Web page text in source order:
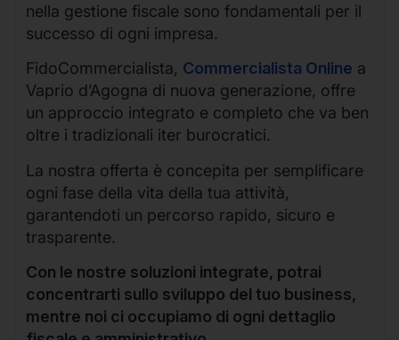
nella gestione fiscale sono fondamentali per il
successo di ogni impresa.
FidoCommercialista, Commercialista Online a
Vaprio d’Agogna di nuova generazione, offre
un approccio integrato e completo che va ben
oltre i tradizionali iter burocratici.
La nostra offerta è concepita per semplificare
ogni fase della vita della tua attività,
garantendoti un percorso rapido, sicuro e
trasparente.
Con le nostre soluzioni integrate, potrai
concentrarti sullo sviluppo del tuo business,
mentre noi ci occupiamo di ogni dettaglio